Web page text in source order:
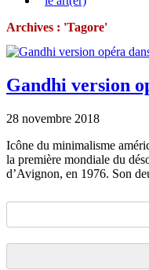
Archives : 'Tagore'
Gandhi version
28 novembre 2018
Icône du minimalisme
la première mondiale du
d’Avignon, en 1976. Son